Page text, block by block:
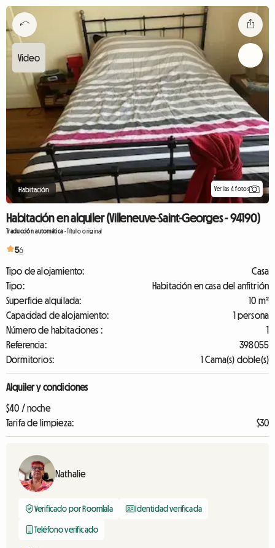
Habitación Ver las 4 fotos
Habitación en alquiler (Villeneuve-Saint-Georges - 94190)
Traducción automática-Título original
56
Tipo de alojamiento:
Casa
Tipo:
Habitación en casa del anfitrión
Superficie alquilada:
10 m²
Capacidad de alojamiento:
1 persona
Número de habitaciones :
1
Referencia:
398055
Dormitorios:
1 Cama(s) doble(s)
Alquiler y condiciones
$40 / noche
Tarifa de limpieza:
$30
Nathalie
Verificado por Roomlala Identidad verificada
Teléfono verificado